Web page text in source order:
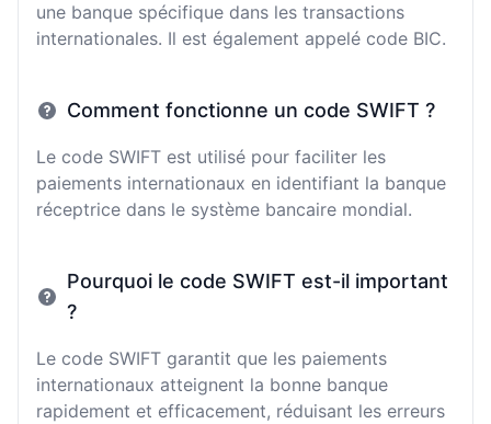
une banque spécifique dans les transactions
internationales. Il est également appelé code BIC.
Comment fonctionne un code SWIFT ?
Le code SWIFT est utilisé pour faciliter les
paiements internationaux en identifiant la banque
réceptrice dans le système bancaire mondial.
Pourquoi le code SWIFT est-il important
?
Le code SWIFT garantit que les paiements
internationaux atteignent la bonne banque
rapidement et efficacement, réduisant les erreurs